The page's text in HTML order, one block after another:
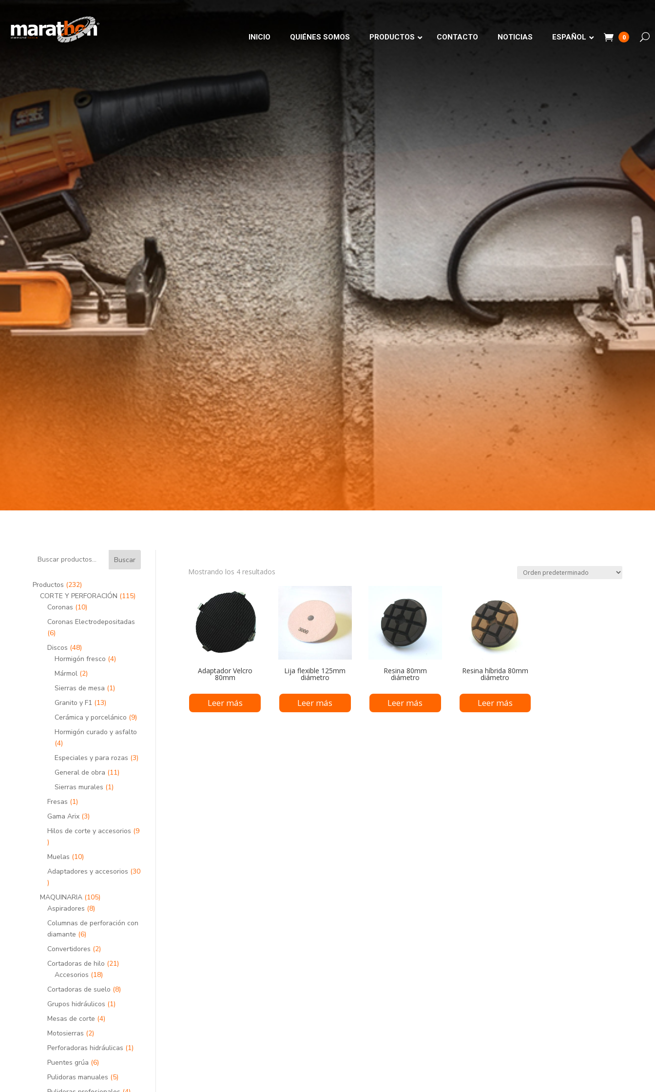
INICIO QUIÉNES SOMOS PRODUCTOS CONTACTO NOTICIAS ESPAÑOL 0
Buscar
Productos 232232
productos
CORTE Y PERFORACIÓN 115115
Coronas 1010
productos
Coronas Electrodepositadas
66
productos
Discos 4848
productos
Hormigón fresco 44
Mármol 22
productos
Sierras de mesa 11
Granito y F1 1313
productos
Cerámica y porcelánico 99
Hormigón curado y asfalto
44
productos
Especiales y para rozas 33
General de obra 1111
Sierras murales 11
Fresas 11
producto
Gama Arix 33
Hilos de corte y accesorios 9
9
productos
Muelas 1010
Adaptadores y accesorios 30
30
productos
MAQUINARIA 105105
Aspiradores 88
productos
Columnas de perforación con
diamante 66
productos
Convertidores 22
productos
Cortadoras de hilo 2121
Accesorios 1818
productos
Cortadoras de suelo 88
Grupos hidráulicos 11
Mesas de corte 44
Motosierras 22
productos
Perforadoras hidráulicas 11
Puentes grúa 66
productos
Pulidoras manuales 55
productos
Mostrando los 4 resultados
Adaptador Velcro
80mm
Leer más
Lija flexible 125mm
diámetro
Leer más
Resina 80mm
diámetro
Leer más
Resina híbrida 80mm
diámetro
Leer más